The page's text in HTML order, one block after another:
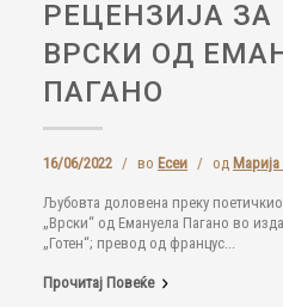
РЕЦЕНЗИЈА
ВРСКИ ОД
ПАГАНО
16/06/2022 / во Есеи / од
Љубовта доловена преку
„Врски“ од Емануела Пагано во
„Готен“; превод од францус...
Прочитај Повеќе